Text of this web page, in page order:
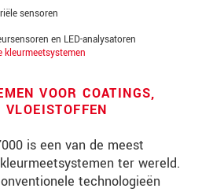
sensoren
en LED-analysatoren
kleurmeetsystemen
VOOR COATINGS,
is een van de meest
ter wereld.
technologieën